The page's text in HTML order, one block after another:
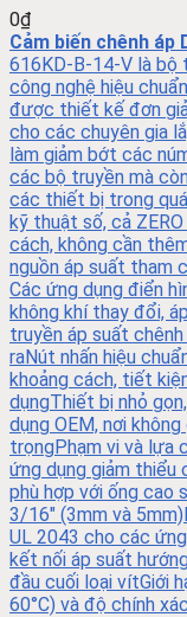
0₫
Cảm biến chênh áp
616KD-B-14-V là bộ
công nghệ hiệu
được thiết kế đơn
cho các chuyên gia
làm giảm bớt các
các bộ truyền mà
các thiết bị trong
kỹ thuật số, cả
cách, không cần
nguồn áp suất tham
Các ứng dụng điển
không khí thay đổi,
truyền áp suất
raNút nhấn hiệu
khoảng cách, tiết
dụngThiết bị nhỏ
dụng OEM, nơi
trọngPhạm vi và lựa
ứng dụng giảm thiểu
phù hợp với ống cao
3/16" (3mm và
UL 2043 cho các
kết nối áp suất
đầu cuối loại vítGiới
60°C) và độ chính